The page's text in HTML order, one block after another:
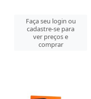
Faça seu login ou
cadastre-se para
ver preços e
comprar